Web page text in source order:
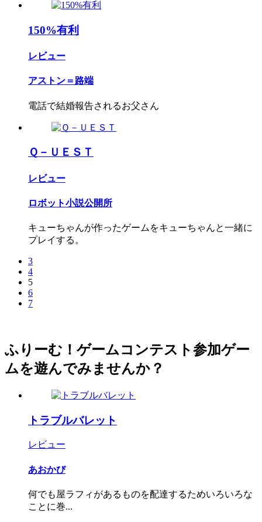
150%有利
レビュー
アストン＝路端
電話で結婚報告されるお父さん
Ｑ－ＵＥＳＴ
レビュー
ロボット小説公開所
キューちゃんが作ったゲームをキューちゃんと一緒に
プレイする。
3
4
5
6
7
ふりーむ！ゲームコンテスト参加ゲー
ムを遊んでみませんか？
トラブルバレット
レビュー
あおかび
何でも屋ラフィがあるものを配達するためいろいろな
ことに巻...